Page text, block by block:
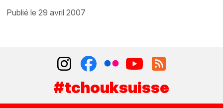
publié le 29 avril 2007
#tchouksuisse